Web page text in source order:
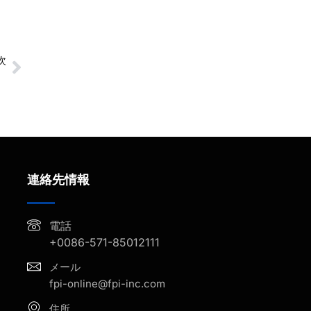
連絡先情報
電話
+0086-571-85012111
メール
fpi-online@fpi-inc.com